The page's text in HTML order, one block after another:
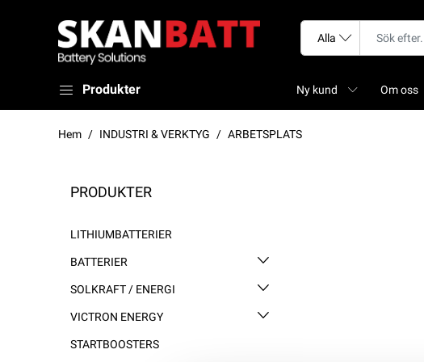
Produkter Ny kund Om oss
Hem INDUSTRI & VERKTYG ARBETSPLATS
PRODUKTER
LITHIUMBATTERIER
BATTERIER
SOLKRAFT / ENERGI
VICTRON ENERGY
STARTBOOSTERS